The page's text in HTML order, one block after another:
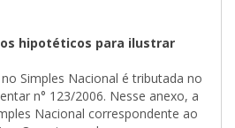
hipotéticos para ilustrar
Simples Nacional é tributada no
n° 123/2006. Nesse anexo, a
Nacional correspondente ao